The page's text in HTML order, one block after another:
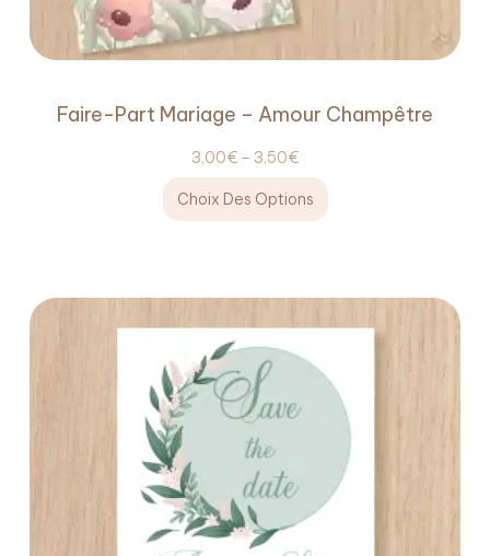
Faire-Part Mariage – Amour Champêtre
3,00€ – 3,50€
Choix Des Options